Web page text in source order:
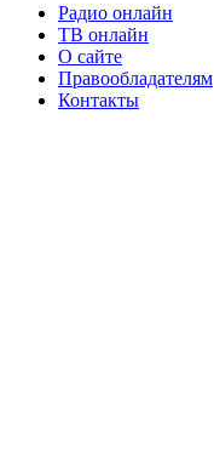
Радио онлайн
ТВ онлайн
О сайте
Правообладателям
Контакты